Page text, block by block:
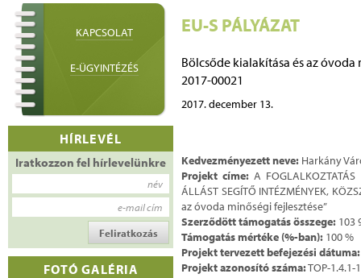
KAPCSOLAT
E-ÜGYINTÉZÉS
HÍRLEVÉL
Iratkozzon fel hírlevelünkre
név
e-mail cím
FOTÓ GALÉRIA
EU-S PÁLYÁZAT
Bölcsőde kialakítása és az
2017-00021
2017. december 13.
Kedvezményezett neve: Harkány
Projekt címe: A FOGLALKOZTATÁS
ÁLLÁST SEGÍTŐ INTÉZMÉNYEK,
az óvoda minőségi fejlesztése”
Szerződött támogatás összege: 103
Támogatás mértéke (%-ban): 100 %
Projekt tervezett befejezési dátuma:
Projekt azonosító száma:TOP-1.4.1-